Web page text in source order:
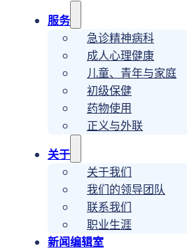
服务
急诊精神病科
成人心理健康
儿童、青年与家庭
初级保健
药物使用
正义与外联
关于
关于我们
我们的领导团队
联系我们
职业生涯
新闻编辑室